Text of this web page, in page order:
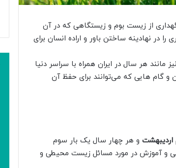
از زیست بوم و زیستگاهی که در آن
در نهادینه ساختن باور و اراده انسان برای
هر سال در ایران همراه با سراسر دنیا
گام هایی که می‌توانند برای حفظ آن
اردیبهشت و هر چهار سال یک بار سوم
و آموزش در مورد مسائل زیست محیطی و